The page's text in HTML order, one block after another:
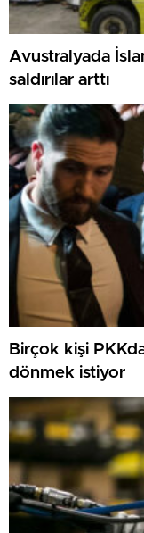
Avustralyada
saldırılar arttı
Birçok kişi
dönmek istiyor